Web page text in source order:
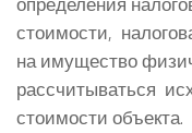
стоимости,
на имущество
рассчитываться
стоимости объекта.